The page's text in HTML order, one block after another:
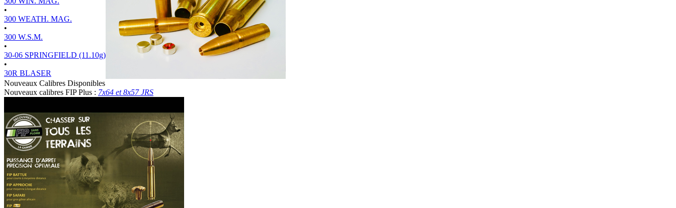
•
300 WEATH. MAG.
•
300 W.S.M.
•
30-06 SPRINGFIELD (11.10g)
•
30R BLASER
Nouveaux Calibres Disponibles
Nouveaux calibres FIP Plus : 7x64 et 8x57 JRS